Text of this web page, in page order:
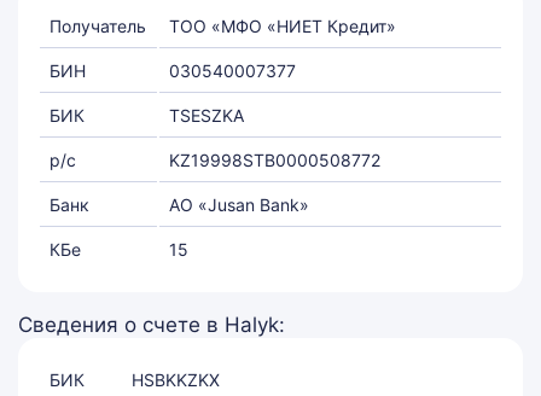
Получатель ТОО «МФО «НИЕТ Кредит»
БИН 030540007377
БИК TSESZKA
р/с KZ19998STB0000508772
Банк АО «Jusan Bank»
КБе 15
Сведения о счете в Halyk:
БИК HSBKKZKX